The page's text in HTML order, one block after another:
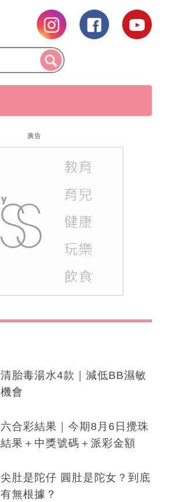
廣告
清胎毒湯水4款｜減低BB濕敏
機會
六合彩結果｜今期8月6日攪珠
結果＋中獎號碼＋派彩金額
尖肚是陀仔 圓肚是陀女？到底
有無根據？